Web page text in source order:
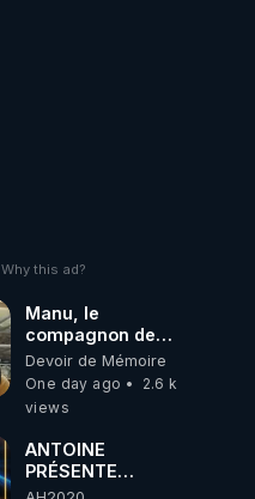
Why this ad?
Manu, le
compagnon de
Kyria, raconte sa
garde à vue
musclée.
Devoir de Mémoire
One day ago
2.6 k
views
ANTOINE
PRÉSENTE
AH2020 LE LIVE